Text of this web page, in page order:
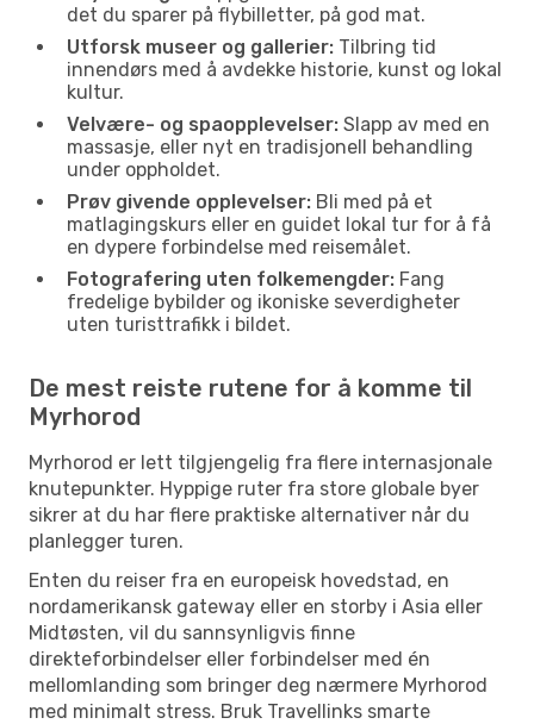
det du sparer på flybilletter, på god mat.
Utforsk museer og gallerier: Tilbring tid
innendørs med å avdekke historie, kunst og lokal
kultur.
Velvære- og spaopplevelser: Slapp av med en
massasje, eller nyt en tradisjonell behandling
under oppholdet.
Prøv givende opplevelser: Bli med på et
matlagingskurs eller en guidet lokal tur for å få
en dypere forbindelse med reisemålet.
Fotografering uten folkemengder: Fang
fredelige bybilder og ikoniske severdigheter
uten turisttrafikk i bildet.
De mest reiste rutene for å komme til
Myrhorod
Myrhorod er lett tilgjengelig fra flere internasjonale
knutepunkter. Hyppige ruter fra store globale byer
sikrer at du har flere praktiske alternativer når du
planlegger turen.
Enten du reiser fra en europeisk hovedstad, en
nordamerikansk gateway eller en storby i Asia eller
Midtøsten, vil du sannsynligvis finne
direkteforbindelser eller forbindelser med én
mellomlanding som bringer deg nærmere Myrhorod
med minimalt stress. Bruk Travellinks smarte